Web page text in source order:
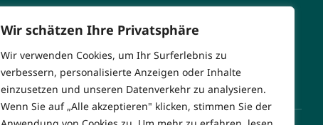
Wir schätzen Ihre Privatsphäre
Wir verwenden Cookies, um Ihr Surferlebnis zu
verbessern, personalisierte Anzeigen oder Inhalte
einzusetzen und unseren Datenverkehr zu analysieren.
Wenn Sie auf „Alle akzeptieren" klicken, stimmen Sie der